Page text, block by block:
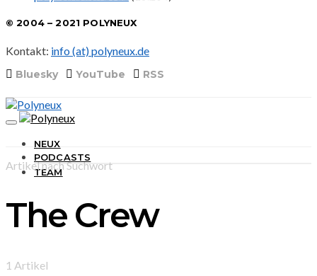
© 2004 – 2021 POLYNEUX
Kontakt: info (at) polyneux.de
Bluesky YouTube RSS
NEUX
PODCASTS
TEAM
Artikel nach Suchwort
The Crew
1 Artikel